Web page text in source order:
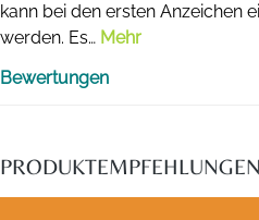
kann bei den ersten Anzeichen
werden. Es… Mehr
Bewertungen